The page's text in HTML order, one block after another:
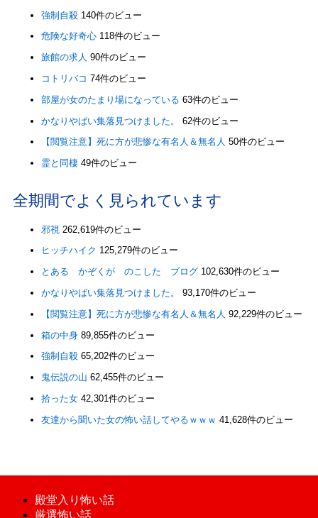
強制自殺 140件のビュー
危険な好奇心 118件のビュー
旅館の求人 90件のビュー
コトリバコ 74件のビュー
部屋が女のたまり場になっている 63件のビュー
かなりやばい集落見つけました。
62件のビュー
【閲覧注意】死に方が悲惨な有名人＆無名人 50件のビュー
霊と同棲 49件のビュー
全期間でよく見られています
邪視 262,619件のビュー
ヒッチハイク 125,279件のビュー
とある かぞくが のこした ブログ 102,630件のビュー
かなりやばい集落見つけました。
93,170件のビュー
【閲覧注意】死に方が悲惨な有名人＆無名人 92,229件のビュー
箱の中身 89,855件のビュー
強制自殺 65,202件のビュー
鬼伝説の山 62,455件のビュー
拾った女 42,301件のビュー
友達から聞いた女の怖い話してやるｗｗｗ 41,628件のビュー
殿堂入り怖い話
厳選怖い話